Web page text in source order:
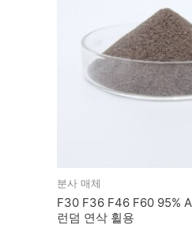
분사 매체
F30 F36 F46 F60 95%
런덤 연삭 휠용